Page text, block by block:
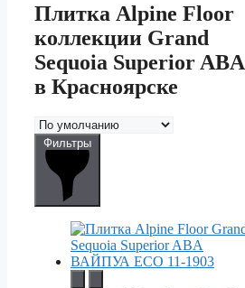
Плитка Alpine Floor
коллекции Grand
Sequoia Superior ABA
в Красноярске
Фильтры